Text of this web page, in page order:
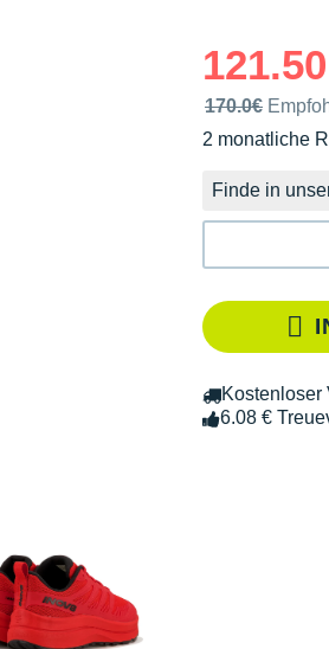
170.0€
2 monatliche
Ohne
Finde in
Kostenloser
6.08 €